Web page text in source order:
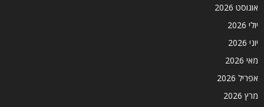
אוגוסט 2026
יולי 2026
יוני 2026
מאי 2026
אפריל 2026
מרץ 2026